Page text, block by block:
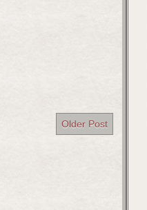
Older Post